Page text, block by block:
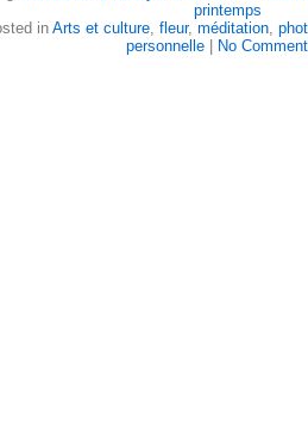
printemps
inArts et culture, fleur, méditation,
personnelle| No